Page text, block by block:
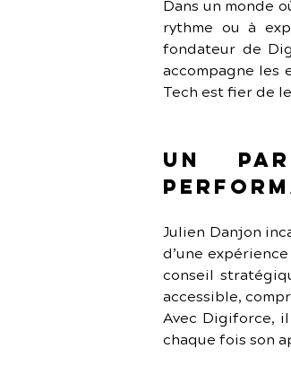
Dans un monde
rythme ou à
fondateur de
accompagne les
Tech est fier de
Un
Julien Danjon
d’une
conseil
accessible,
Avec Digiforce,
chaque fois son